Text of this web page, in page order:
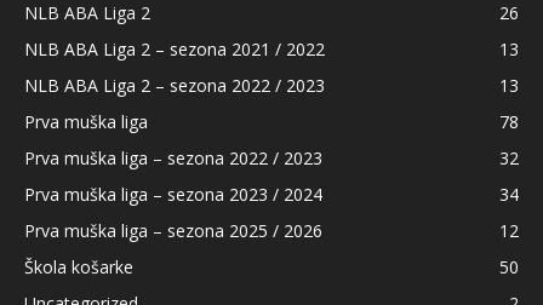
NLB ABA Liga 2
26
NLB ABA Liga 2 – sezona 2021 / 2022
13
NLB ABA Liga 2 – sezona 2022 / 2023
13
Prva muška liga
78
Prva muška liga – sezona 2022 / 2023
32
Prva muška liga – sezona 2023 / 2024
34
Prva muška liga – sezona 2025 / 2026
12
Škola košarke
50